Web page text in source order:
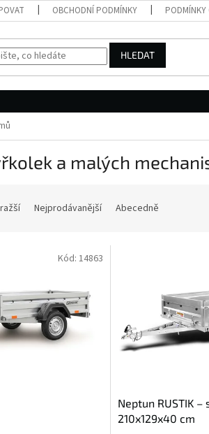
OBCHODNÍ PODMÍNKY PODMÍNKY
HLEDAT
a malých
Nejprodávanější Abecedně
Kód: 14863
Neptun RUSTIK –
210x129x40 cm